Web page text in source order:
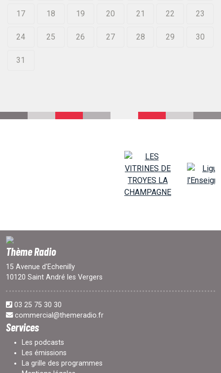
17 18 19 20 21 22 23
24 25 26 27 28 29 30
31
Thème Radio
15 Avenue d'Echenilly
10120 Saint André les Vergers
03 25 75 30 30
commercial@themeradio.fr
Services
Les podcasts
Les émissions
La grille des programmes